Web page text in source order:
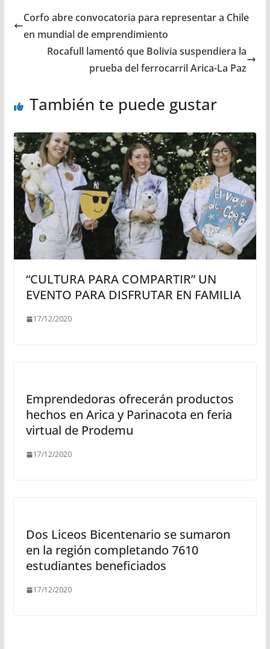
Corfo abre convocatoria para representar a Chile
en mundial de emprendimiento
Rocafull lamentó que Bolivia suspendiera la
prueba del ferrocarril Arica-La Paz
También te puede gustar
“CULTURA PARA COMPARTIR” UN
EVENTO PARA DISFRUTAR EN FAMILIA
17/12/2020
Emprendedoras ofrecerán productos
hechos en Arica y Parinacota en feria
virtual de Prodemu
17/12/2020
Dos Liceos Bicentenario se sumaron
en la región completando 7610
estudiantes beneficiados
17/12/2020